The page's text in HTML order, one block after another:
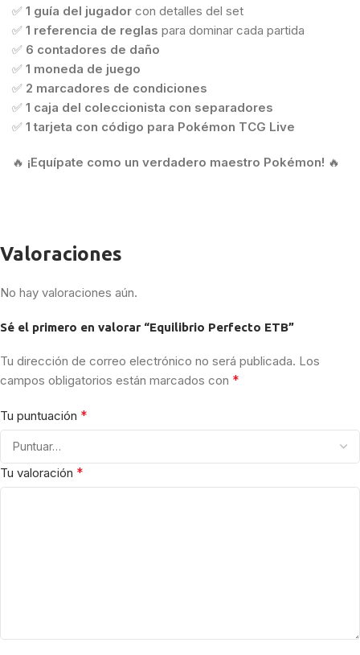
✅ 1 guía del jugador con detalles del set
✅ 1 referencia de reglas para dominar cada partida
✅ 6 contadores de daño
✅ 1 moneda de juego
✅ 2 marcadores de condiciones
✅ 1 caja del coleccionista con separadores
✅ 1 tarjeta con código para Pokémon TCG Live
🔥 ¡Equípate como un verdadero maestro Pokémon! 🔥
Valoraciones
No hay valoraciones aún.
Sé el primero en valorar “Equilibrio Perfecto ETB”
Tu dirección de correo electrónico no será publicada. Los
campos obligatorios están marcados con *
Tu puntuación *
Tu valoración *